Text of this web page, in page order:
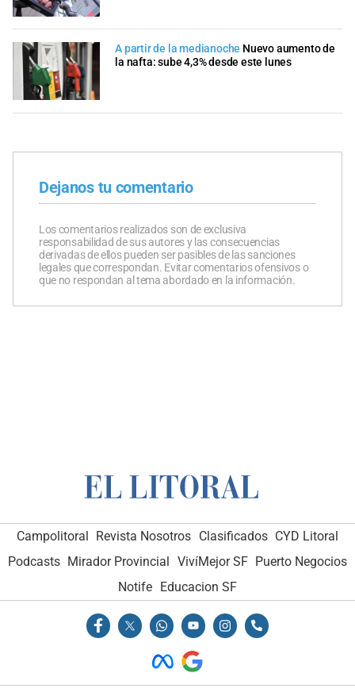
A partir de la medianoche Nuevo aumento de
la nafta: sube 4,3% desde este lunes
Dejanos tu comentario
Los comentarios realizados son de exclusiva
responsabilidad de sus autores y las consecuencias
derivadas de ellos pueden ser pasibles de las sanciones
legales que correspondan. Evitar comentarios ofensivos o
que no respondan al tema abordado en la información.
Campolitoral Revista Nosotros Clasificados CYD Litoral
Podcasts Mirador Provincial VivíMejor SF Puerto Negocios
Notife Educacion SF